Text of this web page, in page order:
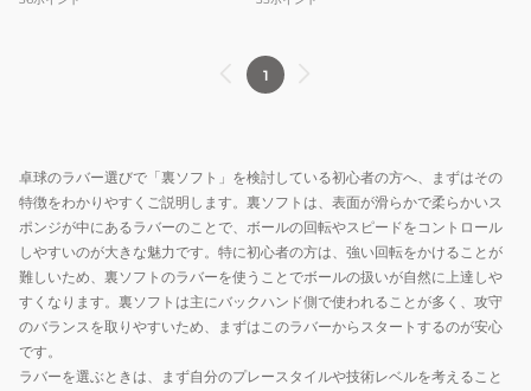
1
卓球のラバー選びで「裏ソフト」を検討している初心者の方へ、まずはその
特徴をわかりやすくご説明します。裏ソフトは、表面が滑らかで柔らかいス
ポンジが中にあるラバーのことで、ボールの回転やスピードをコントロール
しやすいのが大きな魅力です。特に初心者の方は、強い回転をかけることが
難しいため、裏ソフトのラバーを使うことでボールの扱いが自然に上達しや
すくなります。裏ソフトは主にバックハンド側で使われることが多く、攻守
のバランスを取りやすいため、まずはこのラバーからスタートするのが安心
です。
ラバーを選ぶときは、まず自分のプレースタイルや技術レベルを考えること